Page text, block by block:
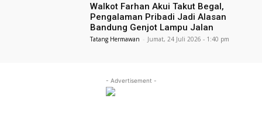
Walkot Farhan Akui Takut Begal,
Pengalaman Pribadi Jadi Alasan
Bandung Genjot Lampu Jalan
Tatang Hermawan - Jumat, 24 Juli 2026 - 1:40 pm
- Advertisement -